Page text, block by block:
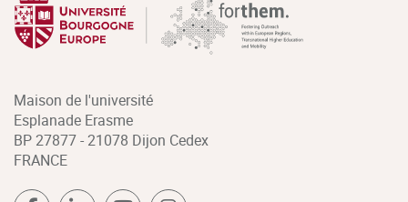
Maison de l'université
Esplanade Erasme
BP 27877 - 21078 Dijon Cedex
FRANCE